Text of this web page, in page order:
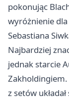
pokonując
wyróżnienie
Sebastiana
Najbardziej
jednak starcie
Zakholdingiem.
z setów